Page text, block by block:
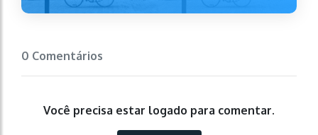
0 Comentários
Você precisa estar logado para comentar.